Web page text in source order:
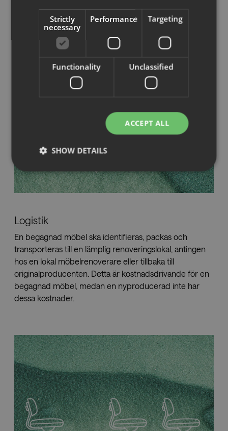
Logistik
En begagnad möbel ska identifieras, packas och
transporteras till en lämplig renoveringslokal, antingen
hos en lokal möbelrenoverare eller tillbaka till
originalproducenten. Detta är kostnadsdrivande för en
begagnad möbel, medan en nyproducerad inte har
dessa kostnader.
Strictly
necessary
Performance Targeting
Functionality Unclassified
ACCEPT ALL
SHOW DETAILS
Strictly necessary Performance
Targeting
Strictly necessary cookies allow core website
functionality such as user login and account
management. The website cannot be used properly
without strictly necessary cookies.
Name
Provider/ Domain
.savo.com
days
It is
for
work
__cf_bm
Cloudflare Inc.
.linkedin.com
29
minutes
This
is